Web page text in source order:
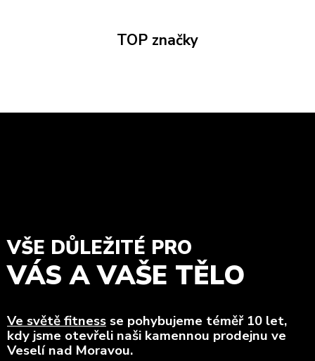
TOP značky
VŠE DŮLEŽITÉ PRO
VÁS A VAŠE TĚLO
Ve světě fitness se pohybujeme téměř 10 let,
kdy jsme otevřeli naši kamennou prodejnu ve
Veselí nad Moravou.